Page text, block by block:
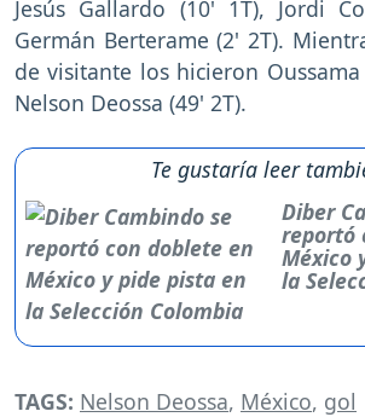
Jesús Gallardo (10' 1T), Jordi
Germán Berterame (2' 2T).
de visitante los hicieron
Nelson Deossa (49' 2T).
Te gustaría leer
Diber
reportó
México
la
TAGS: Nelson Deossa, México, gol